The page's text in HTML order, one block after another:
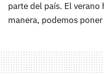
parte del país. El verano
manera, podemos